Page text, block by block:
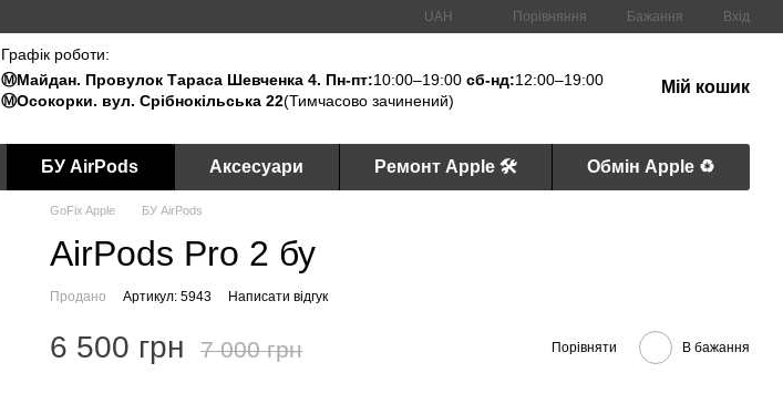
UAH Порівняння Бажання Вхід
Графік роботи:
Ⓜ️Майдан. Провулок Тараса Шевченка 4. Пн-пт:10:00–19:00сб-нд:12:00–19:00
Ⓜ️Осокорки. вул. Срібнокільська 22(Тимчасово зачинений)
Мій кошик
БУ AirPods Аксесуари Ремонт Apple 🛠 Обмін Apple ♻️
GoFix Apple БУ AirPods
AirPods Pro 2 бу
Продано Артикул: 5943 Написати відгук
6 500 грн 7 000 грн Порівняти В бажання